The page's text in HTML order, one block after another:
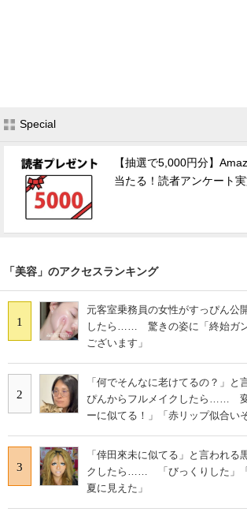
Special
【抽選で5,000円分】
当たる！読者アンケート
「美容」のアクセスランキング
1
元客室乗務員の女性がすっぴん公
したら…… 驚きの姿に「終始ガ
ございます」
2
「何でそんなに老けてるの？」と
ぴんからフルメイクしたら……
ーに似てる！」「赤リップ似合い
3
「倖田來未に似てる」と言われ
クしたら…… 「びっくりした」
夏に見えた」